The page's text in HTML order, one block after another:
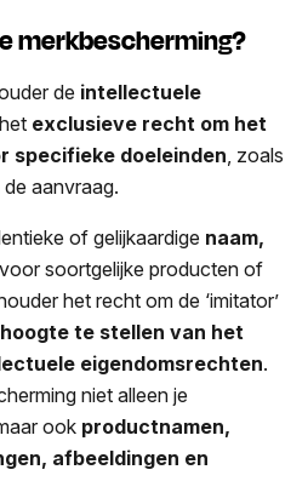
merkbescherming?
de intellectuele
exclusieve recht om het
specifieke doeleinden, zoals
aanvraag.
of gelijkaardige naam,
soortgelijke producten of
het recht om de ‘imitator’
te stellen van het
eigendomsrechten.
niet alleen je
ook productnamen,
afbeeldingen en